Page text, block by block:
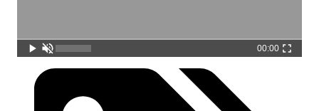
00:00